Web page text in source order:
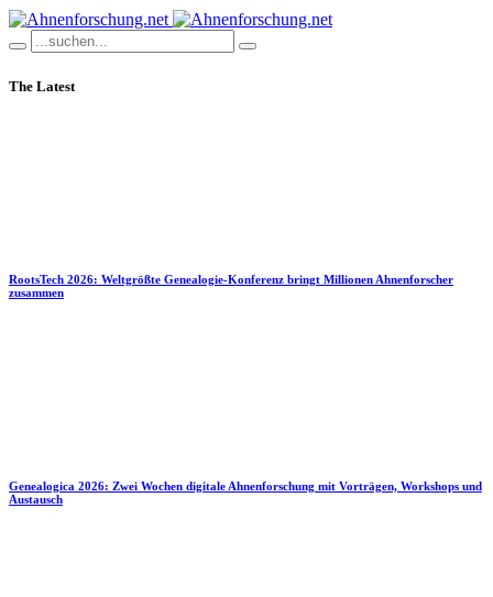
The Latest
RootsTech 2026: Weltgrößte Genealogie-Konferenz bringt Millionen Ahnenforscher
zusammen
Genealogica 2026: Zwei Wochen digitale Ahnenforschung mit Vorträgen, Workshops und
Austausch